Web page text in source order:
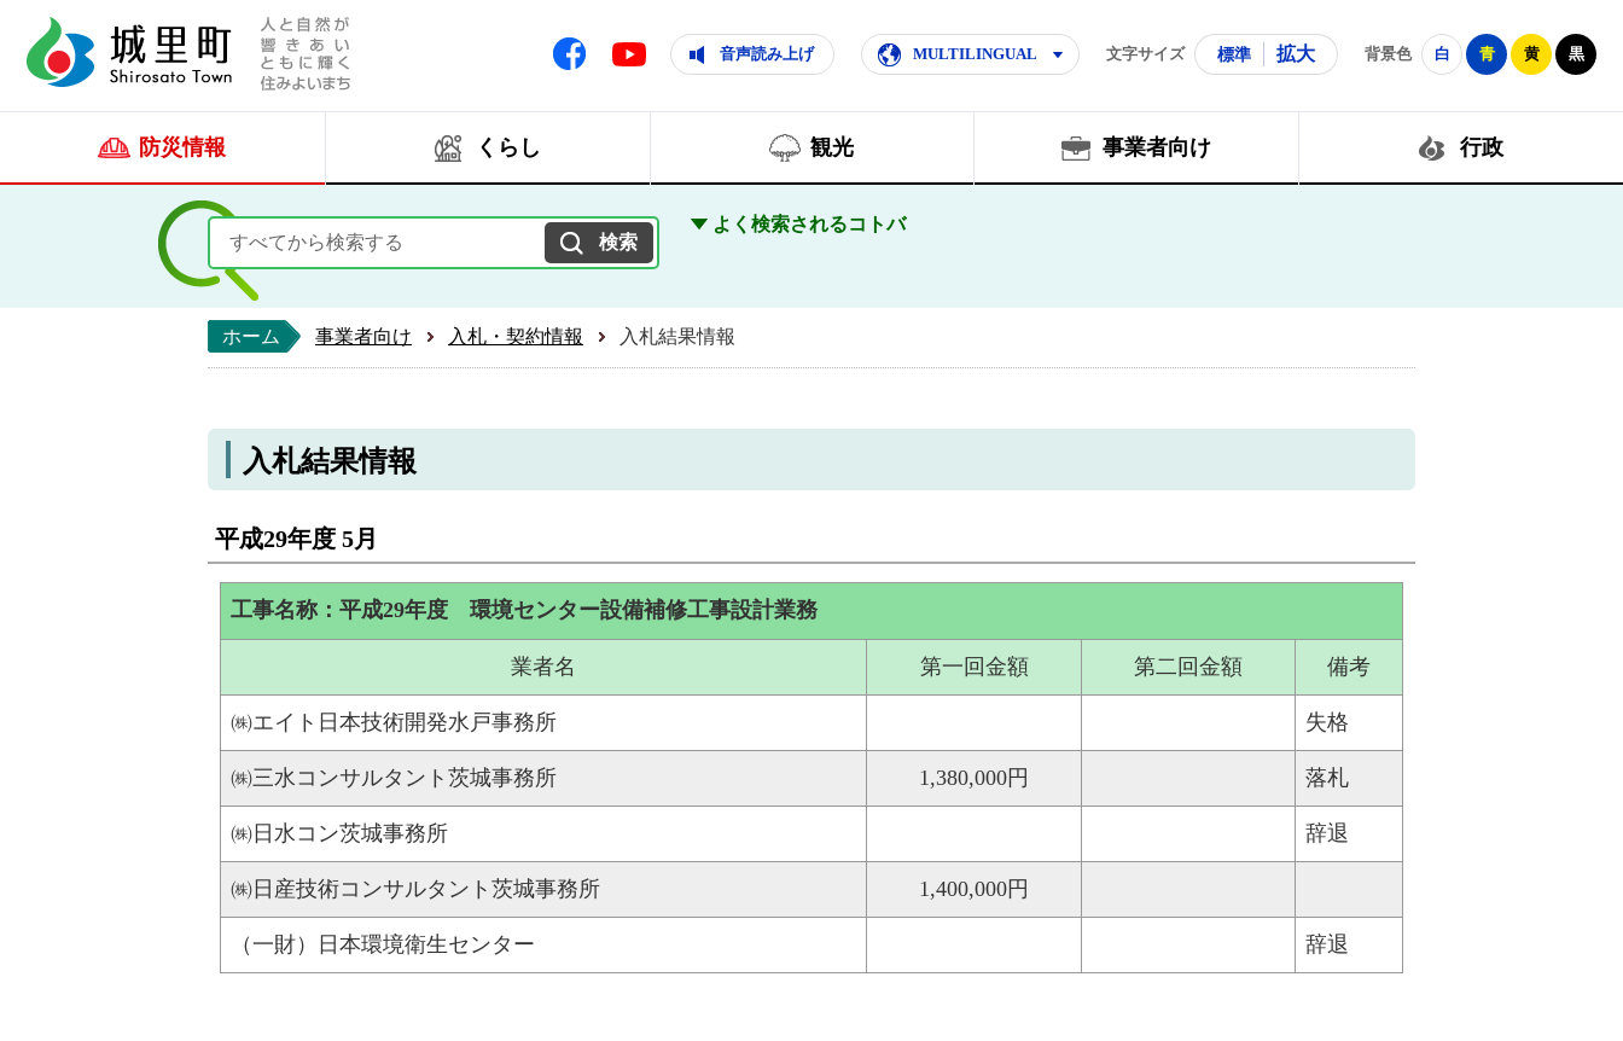
人と自然が響きあいともに輝く住みよいまち
Facebook Youtube 音声読み上げ MULTILINGUAL 文字サイズ 標準 拡大 背景色 白 青 黄 黒
防災情報 くらし 観光 事業者向け 行政
よく検索されるコトバ
ホーム 事業者向け 入札・契約情報 入札結果情報
入札結果情報
平成29年度 5月
工事名称：平成29年度 環境センター設備補修工事設計業務
業者名 第一回金額 第二回金額 備考
㈱エイト日本技術開発水戸事務所 失格
㈱三水コンサルタント茨城事務所 1,380,000円 落札
㈱日水コン茨城事務所 辞退
㈱日産技術コンサルタント茨城事務所 1,400,000円
（一財）日本環境衛生センター 辞退